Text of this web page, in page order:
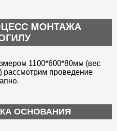
МОНТАЖА
1100*600*80мм (вес
рассмотрим проведение
ОСНОВАНИЯ